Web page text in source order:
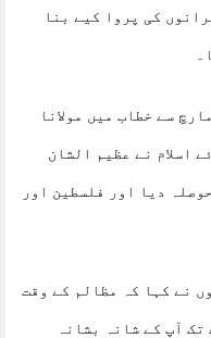
کی پروا کیے بنا
سے خطاب میں مولانا
اسلام نے عظیم الشان
دیا اور فلسطین اور
نے کہا کہ مظالم کے وقت
آپ کے شانہ بشانہ